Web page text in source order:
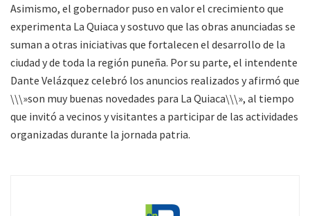
Asimismo, el gobernador puso en valor el crecimiento que
experimenta La Quiaca y sostuvo que las obras anunciadas se
suman a otras iniciativas que fortalecen el desarrollo de la
ciudad y de toda la región puneña. Por su parte, el intendente
Dante Velázquez celebró los anuncios realizados y afirmó que
\\\»son muy buenas novedades para La Quiaca\\\», al tiempo
que invitó a vecinos y visitantes a participar de las actividades
organizadas durante la jornada patria.